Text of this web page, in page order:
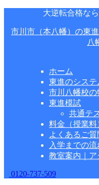
大逆転合格な
市川市（本八幡）の東
八
ホーム
東進のシステ
市川八幡校の
東進模試
共通テ
料金（授業料
よくあるご質
入学までの流
教室案内｜ア
0120-737-509